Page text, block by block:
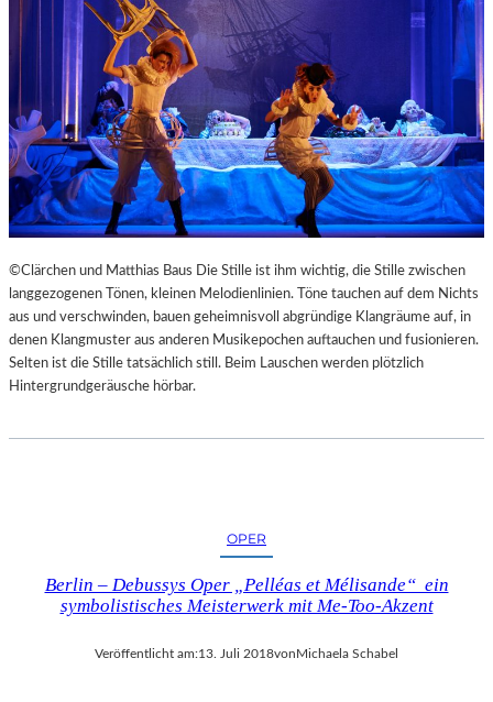
©Clärchen und Matthias Baus Die Stille ist ihm wichtig, die Stille zwischen
langgezogenen Tönen, kleinen Melodienlinien. Töne tauchen auf dem Nichts
aus und verschwinden, bauen geheimnisvoll abgründige Klangräume auf, in
denen Klangmuster aus anderen Musikepochen auftauchen und fusionieren.
Selten ist die Stille tatsächlich still. Beim Lauschen werden plötzlich
Hintergrundgeräusche hörbar.
OPER
Berlin – Debussys Oper „Pelléas et Mélisande“ ein
symbolistisches Meisterwerk mit Me-Too-Akzent
Veröffentlicht am:13. Juli 2018vonMichaela Schabel